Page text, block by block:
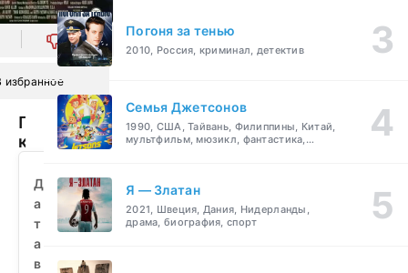
0
избранное
Повелитель
кукол
Последняя
глава
(1994)
смотреть
бесплатно
Д
а
т
а
в
Погоня за тенью
2010, Россия, криминал, детектив
Семья Джетсонов
1990, США, Тайвань, Филиппины, Китай,
мультфильм, мюзикл, фантастика,
Я — Златан
2021, Швеция, Дания, Нидерланды,
драма, биография, спорт